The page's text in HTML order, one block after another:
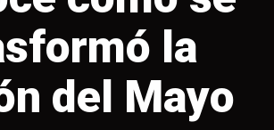
la
del Mayo